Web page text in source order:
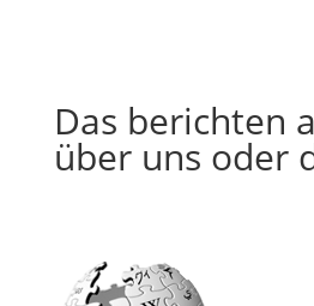
Das berichten
über uns oder